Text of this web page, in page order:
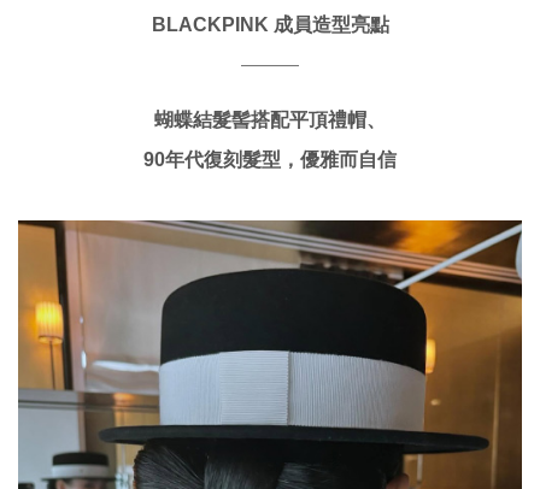
BLACKPINK 成員造型亮點
———
蝴蝶結髮髻搭配平頂禮帽、
90年代復刻髮型，優雅而自信